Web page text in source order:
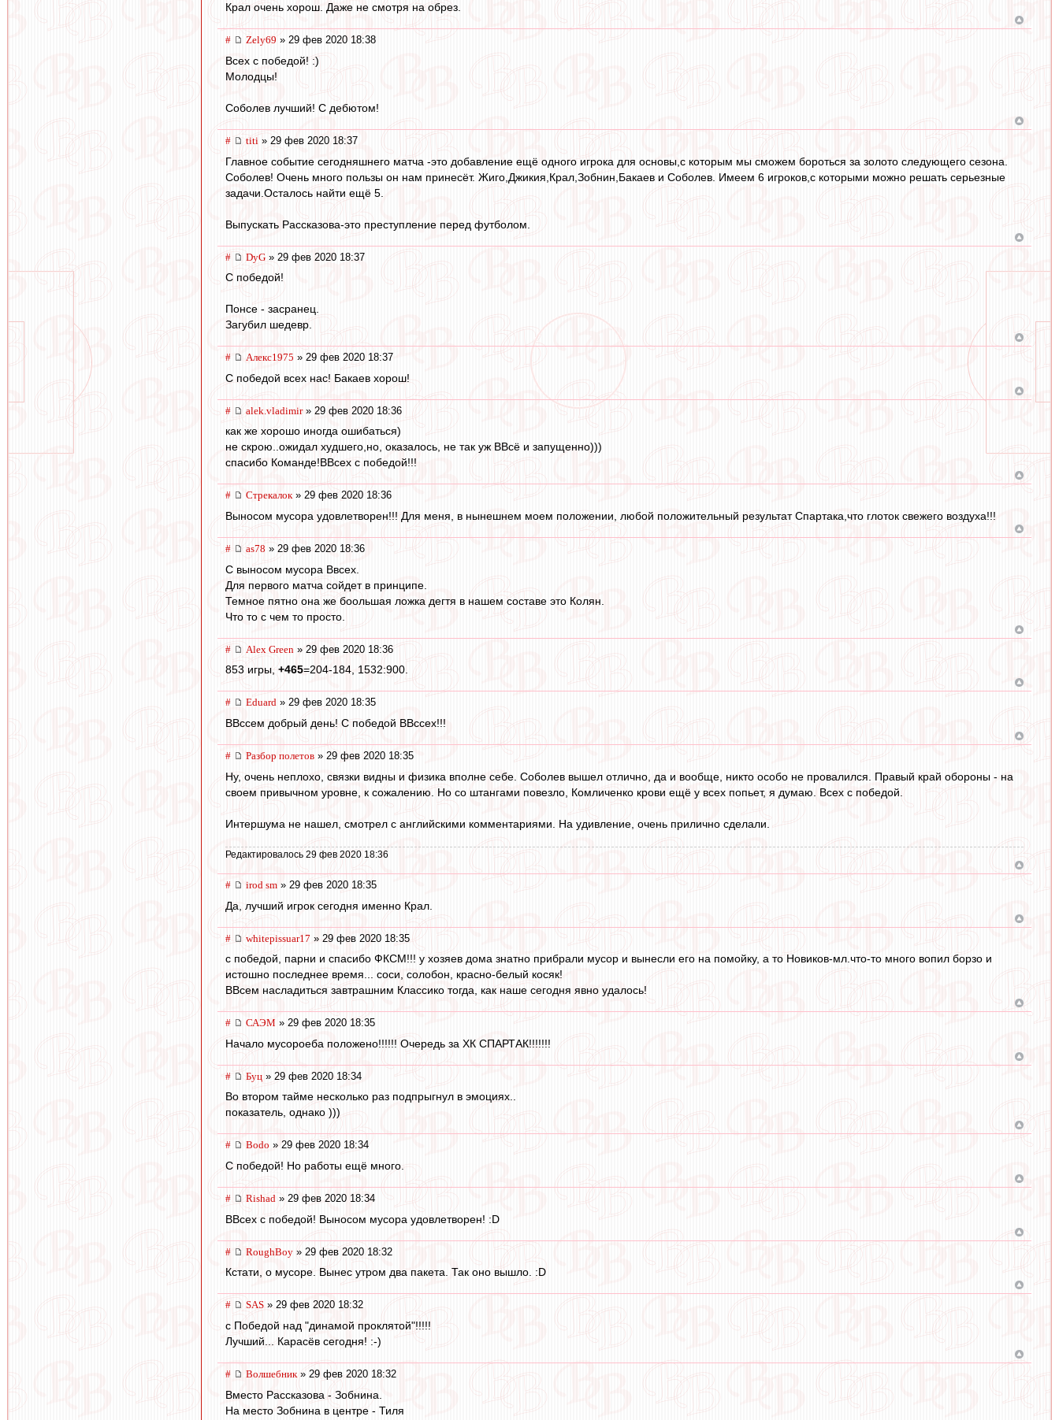
Крал очень хорош. Даже не смотря на обрез.
# Zely69 » 29 фев 2020 18:38
Всех с победой! :)
Молодцы!
Соболев лучший! С дебютом!
# titi » 29 фев 2020 18:37
Главное событие сегодняшнего матча -это добавление ещё одного игрока для основы,с которым мы сможем бороться за золото следующего сезона.
Соболев! Очень много пользы он нам принесёт. Жиго,Джикия,Крал,Зобнин,Бакаев и Соболев. Имеем 6 игроков,с которыми можно решать серьезные
задачи.Осталось найти ещё 5.
Выпускать Рассказова-это преступление перед футболом.
# DyG » 29 фев 2020 18:37
С победой!
Понсе - засранец.
Загубил шедевр.
# Алекс1975 » 29 фев 2020 18:37
С победой всех нас! Бакаев хорош!
# alek.vladimir» 29 фев 2020 18:36
как же хорошо иногда ошибаться)
не скрою..ожидал худшего,но, оказалось, не так уж ВВсё и запущенно)))
спасибо Команде!ВВсех с победой!!!
# Стрекалок» 29 фев 2020 18:36
Выносом мусора удовлетворен!!! Для меня, в нынешнем моем положении, любой положительный результат Спартака,что глоток свежего воздуха!!!
# as78 » 29 фев 2020 18:36
С выносом мусора Ввсех.
Для первого матча сойдет в принципе.
Темное пятно она же боольшая ложка дегтя в нашем составе это Колян.
Что то с чем то просто.
# Alex Green » 29 фев 2020 18:36
853 игры, +465=204-184, 1532:900.
# Eduard » 29 фев 2020 18:35
ВВссем добрый день! С победой ВВссех!!!
# Разбор полетов » 29 фев 2020 18:35
Ну, очень неплохо, связки видны и физика вполне себе. Соболев вышел отлично, да и вообще, никто особо не провалился. Правый край обороны - на
своем привычном уровне, к сожалению. Но со штангами повезло, Комличенко крови ещё у всех попьет, я думаю. Всех с победой.
Интершума не нашел, смотрел с английскими комментариями. На удивление, очень прилично сделали.
Редактировалось 29 фев 2020 18:36
# irod sm » 29 фев 2020 18:35
Да, лучший игрок сегодня именно Крал.
# whitepissuar17 » 29 фев 2020 18:35
с победой, парни и спасибо ФКСМ!!! у хозяев дома знатно прибрали мусор и вынесли его на помойку, а то Новиков-мл.что-то много вопил борзо и
истошно последнее время... соси, солобон, красно-белый косяк!
ВВсем насладиться завтрашним Классико тогда, как наше сегодня явно удалось!
# САЭМ » 29 фев 2020 18:35
Начало мусороеба положено!!!!!! Очередь за ХК СПАРТАК!!!!!!!
# Буц » 29 фев 2020 18:34
Во втором тайме несколько раз подпрыгнул в эмоциях..
показатель, однако )))
# Bodo » 29 фев 2020 18:34
С победой! Но работы ещё много.
# Rishad » 29 фев 2020 18:34
ВВсех с победой! Выносом мусора удовлетворен! :D
# RoughBoy » 29 фев 2020 18:32
Кстати, о мусоре. Вынес утром два пакета. Так оно вышло. :D
# SAS » 29 фев 2020 18:32
с Победой над "динамой проклятой"!!!!!
Лучший... Карасёв сегодня! :-)
# Волшебник » 29 фев 2020 18:32
Вместо Рассказова - Зобнина.
На место Зобнина в центре - Тиля